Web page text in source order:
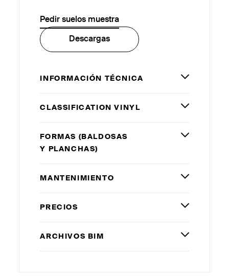
Pedir suelos muestra
Descargas
INFORMACIÓN TÉCNICA
CLASSIFICATION VINYL
FORMAS (BALDOSAS
Y PLANCHAS)
MANTENIMIENTO
PRECIOS
ARCHIVOS BIM